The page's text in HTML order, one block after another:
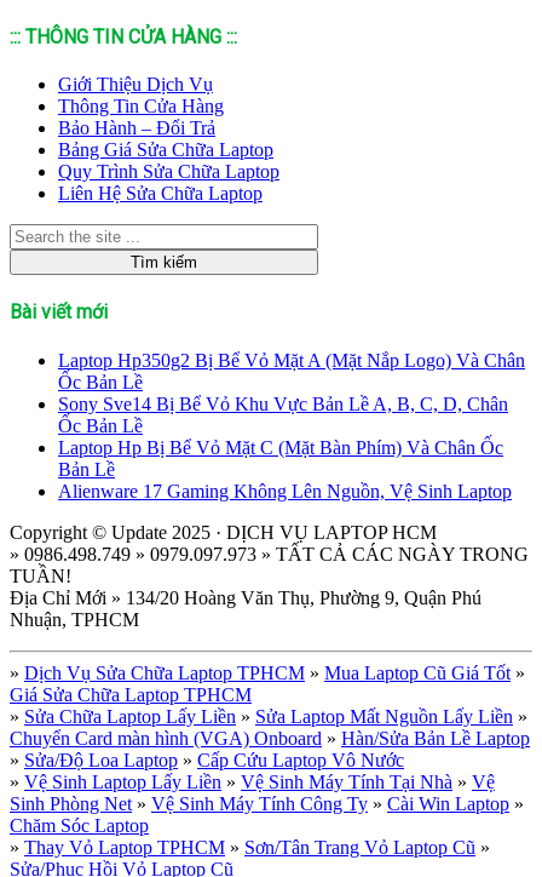
::: THÔNG TIN CỬA HÀNG :::
Giới Thiệu Dịch Vụ
Thông Tin Cửa Hàng
Bảo Hành – Đổi Trả
Bảng Giá Sửa Chữa Laptop
Quy Trình Sửa Chữa Laptop
Liên Hệ Sửa Chữa Laptop
Bài viết mới
Laptop Hp350g2 Bị Bể Vỏ Mặt A (Mặt Nắp Logo) Và Chân
Ốc Bản Lề
Sony Sve14 Bị Bể Vỏ Khu Vực Bản Lề A, B, C, D, Chân
Ốc Bản Lề
Laptop Hp Bị Bể Vỏ Mặt C (Mặt Bàn Phím) Và Chân Ốc
Bản Lề
Alienware 17 Gaming Không Lên Nguồn, Vệ Sinh Laptop
Copyright © Update 2025 · DỊCH VỤ LAPTOP HCM
» 0986.498.749 » 0979.097.973 » TẤT CẢ CÁC NGÀY TRONG
TUẦN!
Địa Chỉ Mới » 134/20 Hoàng Văn Thụ, Phường 9, Quận Phú
Nhuận, TPHCM
» Dịch Vụ Sửa Chữa Laptop TPHCM » Mua Laptop Cũ Giá Tốt »
Giá Sửa Chữa Laptop TPHCM
» Sửa Chữa Laptop Lấy Liền » Sửa Laptop Mất Nguồn Lấy Liền »
Chuyển Card màn hình (VGA) Onboard » Hàn/Sửa Bản Lề Laptop
» Sửa/Độ Loa Laptop » Cấp Cứu Laptop Vô Nước
» Vệ Sinh Laptop Lấy Liền » Vệ Sinh Máy Tính Tại Nhà » Vệ
Sinh Phòng Net » Vệ Sinh Máy Tính Công Ty » Cài Win Laptop »
Chăm Sóc Laptop
» Thay Vỏ Laptop TPHCM » Sơn/Tân Trang Vỏ Laptop Cũ »
Sửa/Phục Hồi Vỏ Laptop Cũ